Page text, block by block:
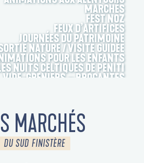
MARCHÉS
FEST NOZ
FEUX D’ARTIFICES
JOURNÉES DU PATRIMOINE
NATURE / VISITE GUIDÉE
POUR LES ENFANTS
NUITS CELTIQUES DE PENITI
VIDE-GRENIERS – BROCANTES
MARCHÉS
DU SUD FINISTÈRE